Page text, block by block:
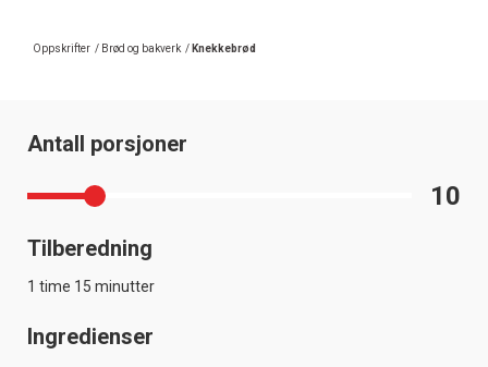
Oppskrifter / Brød og bakverk / Knekkebrød
Antall porsjoner
10
Tilberedning
1 time 15 minutter
Ingredienser